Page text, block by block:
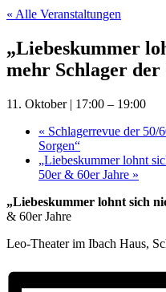
« Alle Veranstaltungen
„Liebeskummer
mehr Schlager
11. Oktober | 17:00 – 19:00
« Schlagerrevue der 50/
Sorgen“
„Liebeskummer lohnt
50er & 60er Jahre »
„Liebeskummer lohnt sich
& 60er Jahre
Leo-Theater im Ibach Haus,